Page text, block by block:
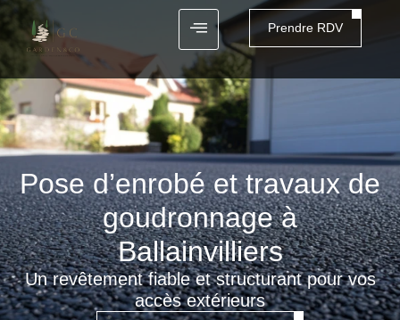
Prendre RDV
Pose d’enrobé et travaux de
goudronnage à
Ballainvilliers
Un revêtement fiable et structurant pour vos
accès extérieurs